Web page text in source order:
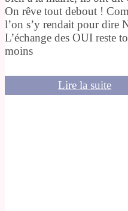
On rêve tout debout !
l’on s’y rendait pour dire
L’échange des OUI reste
moins
Lire la suite